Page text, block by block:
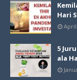
Hari
April
5
ala